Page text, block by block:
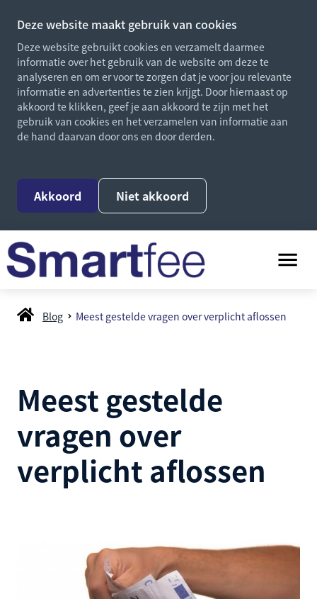
Deze website maakt gebruik van cookies
Deze website gebruikt cookies en verzamelt daarmee
informatie over het gebruik van de website om deze te
analyseren en om er voor te zorgen dat je voor jou relevante
informatie en advertenties te zien krijgt. Door hiernaast op
akkoord te klikken, geef je aan akkoord te zijn met het
gebruik van cookies en het verzamelen van informatie aan
de hand daarvan door ons en door derden.
Akkoord Niet akkoord
Blog Meest gestelde vragen over verplicht aflossen
Meest gestelde
vragen over
verplicht aflossen